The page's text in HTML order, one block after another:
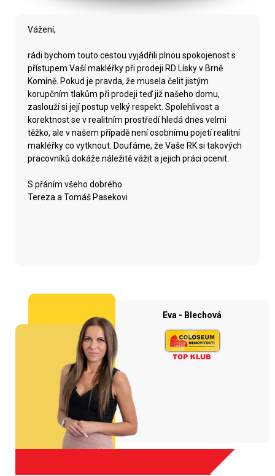
Vážení,
rádi bychom touto cestou vyjádřili plnou spokojenost s
přístupem Vaší makléřky při prodeji RD Lísky v Brně
Komíně. Pokud je pravda, že musela čelit jistým
korupčním tlakům při prodeji teď již našeho domu,
zaslouží si její postup velký respekt. Spolehlivost a
korektnost se v realitním prostředí hledá dnes velmi
těžko, ale v našem případě není osobnímu pojetí realitní
makléřky co vytknout. Doufáme, že Vaše RK si takových
pracovníků dokáže náležitě vážit a jejich práci ocenit.
S přáním všeho dobrého
Tereza a Tomáš Pasekovi
Eva - Blechová